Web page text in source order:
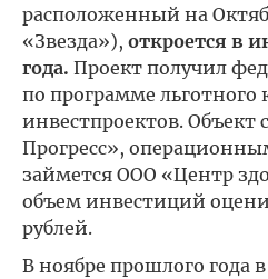
расположенный на
«Звезда»), откроется в
года. Проект получил
по программе льготного
инвестпроектов. Объект
Прогресс»,
займется ООО «Центр
объем инвестиций
рублей.
В ноябре прошлого года